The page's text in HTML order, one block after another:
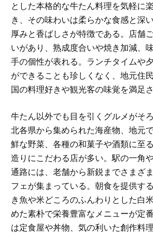
とした本格的な牛たん料理を気軽に
き、その味わいは柔らかな食感と深
厚みと香ばしさが特徴である。店舗
いがあり、熟成度合いや焼き加減、
手の個性が表れる。ランチタイムや
ができることも珍しくなく、地元住
国の料理好きや観光客の味覚を満足さ
牛たん以外でも目を引くグルメがそ
北各県から集められた海産物、地元
鮮な野菜、各種の和菓子や酒類に至
造りにこだわる店が多い。駅の一角
通路には、老舗から新鋭までさまざ
フェが集まっている。朝食を提供す
き魚や米どころのふんわりとした白
めた素朴で栄養豊富なメニューが定
は定食屋や丼物、気の利いた創作料